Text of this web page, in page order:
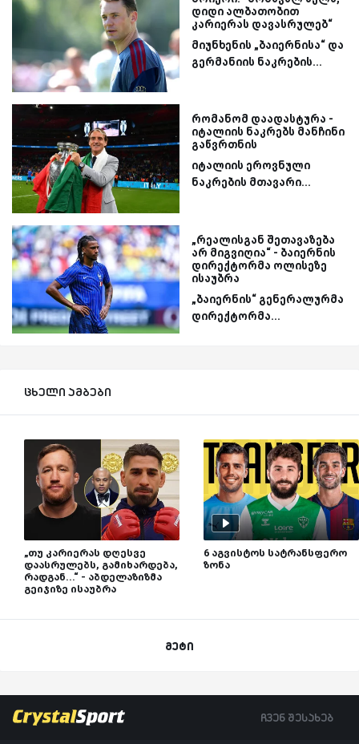
დიდი ალბათობით
კარიერას დავასრულებ“
მიუნხენის „ბაიერნისა“ და
გერმანიის ნაკრების...
რომანომ დაადასტურა -
იტალიის ნაკრებს მანჩინი
გაწვრთნის
იტალიის ეროვნული
ნაკრების მთავარი...
„რეალისგან შეთავაზება
არ მიგვიღია“ - ბაიერნის
დირექტორმა ოლისეზე
ისაუბრა
„ბაიერნის“ გენერალურმა
დირექტორმა...
ცხელი ამბები
„თუ კარიერას დღესვე
დაასრულებს, გამიხარდება,
რადგან...“ - აბდელაზიზმა
გეიჯიზე ისაუბრა
6 აგვისტოს სატრანსფერო
ზონა
მეტი
ჩვენ შესახებ